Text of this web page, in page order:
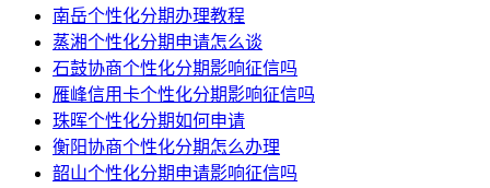
南岳个性化分期办理教程
蒸湘个性化分期申请怎么谈
石鼓协商个性化分期影响征信吗
雁峰信用卡个性化分期影响征信吗
珠晖个性化分期如何申请
衡阳协商个性化分期怎么办理
韶山个性化分期申请影响征信吗